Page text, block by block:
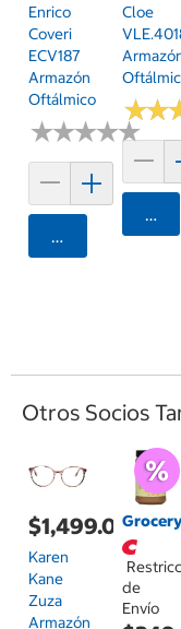
Enrico
Coveri
ECV187
Armazón
Oftálmico
★★★★★
★★★★★
Agregar
Cloe
★★
★★
Otros Socios
$1,499.00
Karen
Kane
Zuza
Armazón
de
Envío